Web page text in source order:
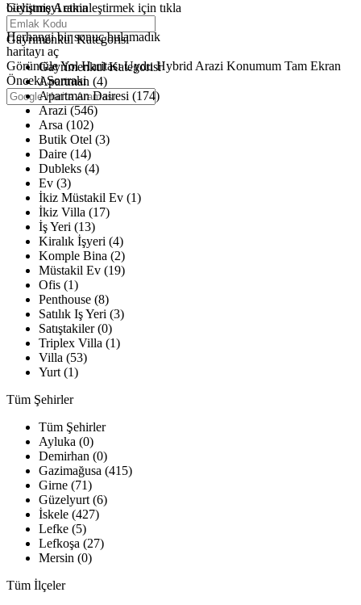
büyütmeyi etkinleştirmek için tıkla
Haritalar yükleniyor
Herhangi bir sonuç bulamadık
haritayı aç
GörüntüleYol Haritası Uydu Hybrid Arazi Konumum Tam Ekran
Önceki Sonraki
Gelişmiş Arama
Gayrimenkul Kategorisi
Gayrimenkul Kategorisi
Apartman (4)
Apartman Dairesi (174)
Arazi (546)
Arsa (102)
Butik Otel (3)
Daire (14)
Dubleks (4)
Ev (3)
İkiz Müstakil Ev (1)
İkiz Villa (17)
İş Yeri (13)
Kiralık İşyeri (4)
Komple Bina (2)
Müstakil Ev (19)
Ofis (1)
Penthouse (8)
Satılık Iş Yeri (3)
Satıştakiler (0)
Triplex Villa (1)
Villa (53)
Yurt (1)
Tüm Şehirler
Tüm Şehirler
Ayluka (0)
Demirhan (0)
Gazimağusa (415)
Girne (71)
Güzelyurt (6)
İskele (427)
Lefke (5)
Lefkoşa (27)
Mersin (0)
Tüm İlçeler